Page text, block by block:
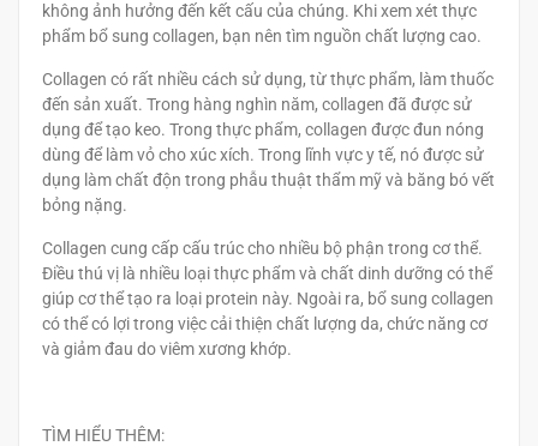
không ảnh hưởng đến kết cấu của chúng. Khi xem xét thực
phẩm bổ sung collagen, bạn nên tìm nguồn chất lượng cao.
Collagen có rất nhiều cách sử dụng, từ thực phẩm, làm thuốc
đến sản xuất. Trong hàng nghìn năm, collagen đã được sử
dụng để tạo keo. Trong thực phẩm, collagen được đun nóng
dùng để làm vỏ cho xúc xích. Trong lĩnh vực y tế, nó được sử
dụng làm chất độn trong phẫu thuật thẩm mỹ và băng bó vết
bỏng nặng.
Collagen cung cấp cấu trúc cho nhiều bộ phận trong cơ thể.
Điều thú vị là nhiều loại thực phẩm và chất dinh dưỡng có thể
giúp cơ thể tạo ra loại protein này. Ngoài ra, bổ sung collagen
có thể có lợi trong việc cải thiện chất lượng da, chức năng cơ
và giảm đau do viêm xương khớp.
TÌM HIỂU THÊM: